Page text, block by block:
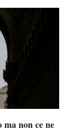
non ce ne